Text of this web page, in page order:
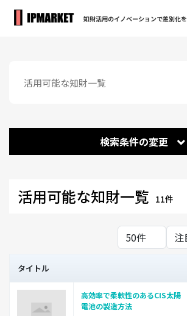
知財活用のイノベーションで差別化を
検索条件の変更
活用可能な知財一覧 11件
タイトル
高効率で柔軟性のあるCIS太陽
電池の製造方法